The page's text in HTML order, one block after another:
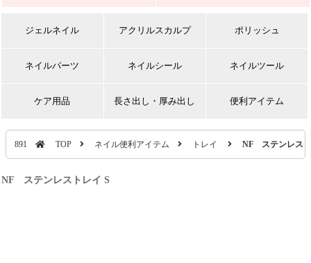
ジェルネイル アクリルスカルプ ポリッシュ
ネイルパーツ ネイルシール ネイルツール
ケア用品 長さ出し・厚み出し 便利アイテム
891 TOP ネイル便利アイテム トレイ NF ステンレス
NF ステンレストレイ S